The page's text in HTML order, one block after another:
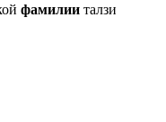
фамилии талзи